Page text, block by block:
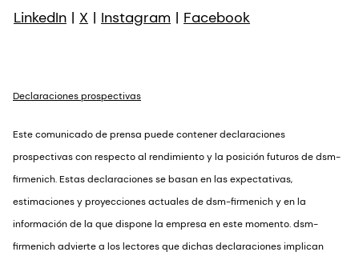
LinkedIn | X | Instagram | Facebook
Declaraciones prospectivas
Este comunicado de prensa puede contener declaraciones
prospectivas con respecto al rendimiento y la posición futuros de dsm-
firmenich. Estas declaraciones se basan en las expectativas,
estimaciones y proyecciones actuales de dsm-firmenich y en la
información de la que dispone la empresa en este momento. dsm-
firmenich advierte a los lectores que dichas declaraciones implican